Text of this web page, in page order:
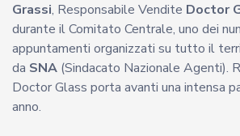
Grassi, Responsabile Vendite Doctor
durante il Comitato Centrale, uno dei
appuntamenti organizzati su tutto il
da SNA (Sindacato Nazionale Agenti).
Doctor Glass porta avanti una intensa
anno.